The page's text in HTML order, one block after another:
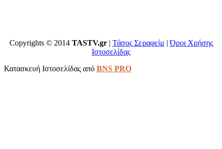
Copyrights © 2014 TASTV.gr| Τάσος Σεραφείμ |Όροι Χρήσης
Ιστοσελίδας
Κατασκευή Ιστοσελίδας από BNS PRO